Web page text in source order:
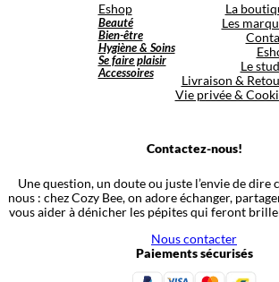
Eshop
Beauté
Bien-être
Hygiène & Soins
Se faire plaisir
Accessoires
La
Les
Le
Livraison &
Vie privée &
Contactez-nous!
Une question, un doute ou juste l’envie de dire
nous : chez Cozy Bee, on adore échanger,
vous aider à dénicher les pépites qui feront
Nous contacter
Paiements sécurisés